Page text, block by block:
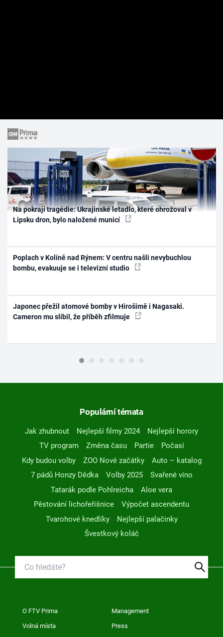
Na pokraji tragédie: Ukrajinské letadlo, které ohrožoval v
Lipsku dron, bylo naložené municí
Poplach v Kolíně nad Rýnem: V centru našli nevybuchlou
bombu, evakuuje se i televizní studio
Japonec přežil atomové bomby v Hirošimě i Nagasaki.
Cameron mu slíbil, že příběh zfilmuje
Populární témata
Jak zhubnout Nejlepší filmy 2024
Nejlepší horory
TV program
Změna času Partie
Počasí
Kdy budou volby
ZOO Nové začátky
Auto – katalog
7 pádů Honzy Dědka
Volby 2025
Svařené víno
Tatarák podle Pohlreicha
Aloe vera
Pěstování lichořeřišnice
Výpočet ascendentu
Tvarohové knedlíky
Nejlepší palačinky
Švestkový koláč
O FTV Prima Management
Volná místa Press